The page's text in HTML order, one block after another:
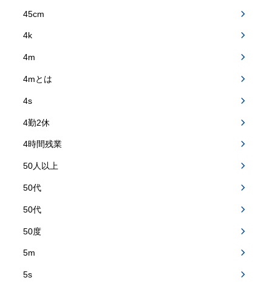
45cm
4k
4m
4mとは
4s
4勤2休
4時間残業
50人以上
50代
50代
50度
5m
5s